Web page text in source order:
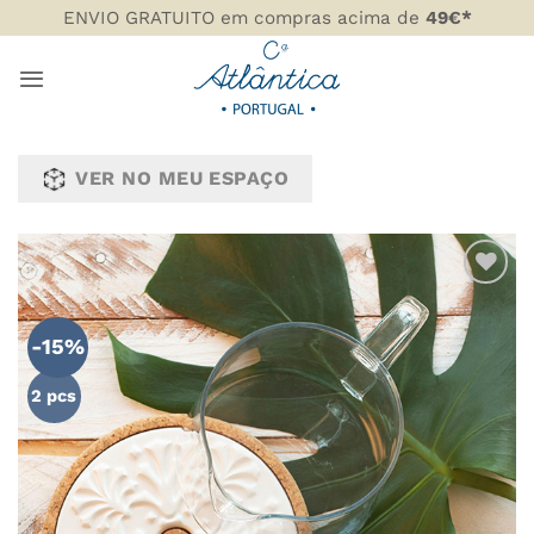
to
content
ENVIO GRATUITO em compras acima de 49€*
VER NO MEU ESPAÇO
-15%
2 pcs
ADICIONAR
AOS
FAVORITOS